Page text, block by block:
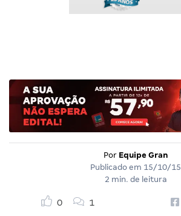
Por Equipe Gran
Publicado em 15/10/15
2 min. de leitura
0 1